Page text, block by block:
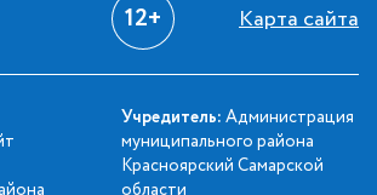
12+ Карта сайта
Учредитель: Администрация
муниципального района
Красноярский Самарской
области